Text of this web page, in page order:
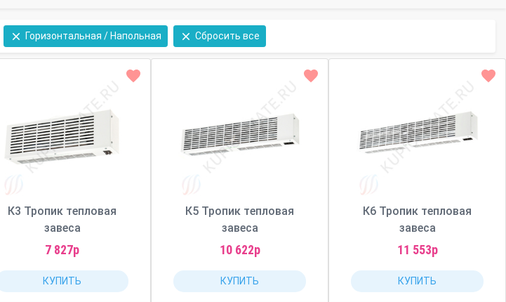
Горизонтальная / Напольная Сбросить все
К3 Тропик тепловая
завеса
7 827р
КУПИТЬ
К5 Тропик тепловая
завеса
10 622р
КУПИТЬ
К6 Тропик тепловая
завеса
11 553р
КУПИТЬ